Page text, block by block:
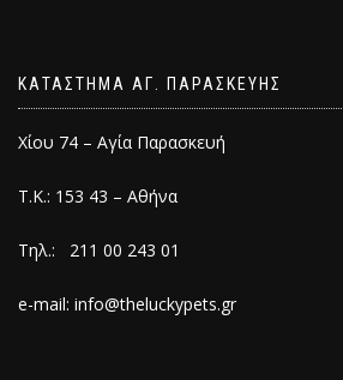
ΚΑΤΑΣΤΗΜΑ ΑΓ. ΠΑΡΑΣΚΕΥΗΣ
Χίου 74 – Αγία Παρασκευή
Τ.Κ.: 153 43 – Αθήνα
Τηλ.: 211 00 243 01
e-mail: info@theluckypets.gr